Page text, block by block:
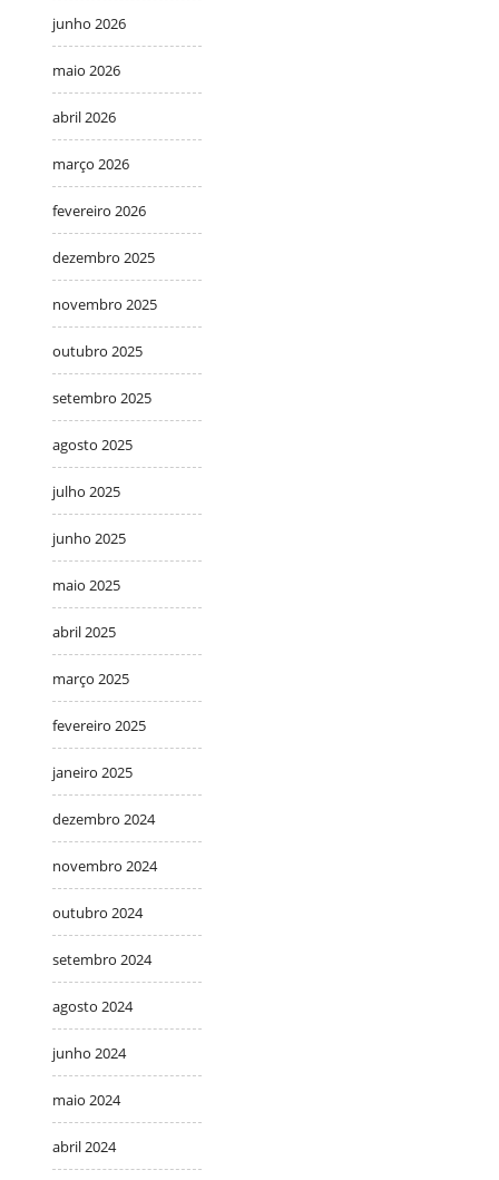
junho 2026
maio 2026
abril 2026
março 2026
fevereiro 2026
dezembro 2025
novembro 2025
outubro 2025
setembro 2025
agosto 2025
julho 2025
junho 2025
maio 2025
abril 2025
março 2025
fevereiro 2025
janeiro 2025
dezembro 2024
novembro 2024
outubro 2024
setembro 2024
agosto 2024
junho 2024
maio 2024
abril 2024